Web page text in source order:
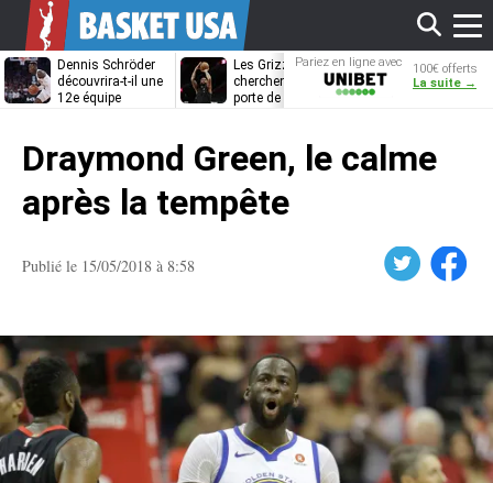
Dennis Schröder
découvrira-t-il une
12e équipe
Les Grizzlies
cherchent déjà une
porte de sortie
Dwane Casey
bientôt coach
Pariez en ligne avec
Unibet
100€ offerts
La suite →
Draymond Green, le calme
après la tempête
Publié le 15/05/2018 à 8:58 Facebook